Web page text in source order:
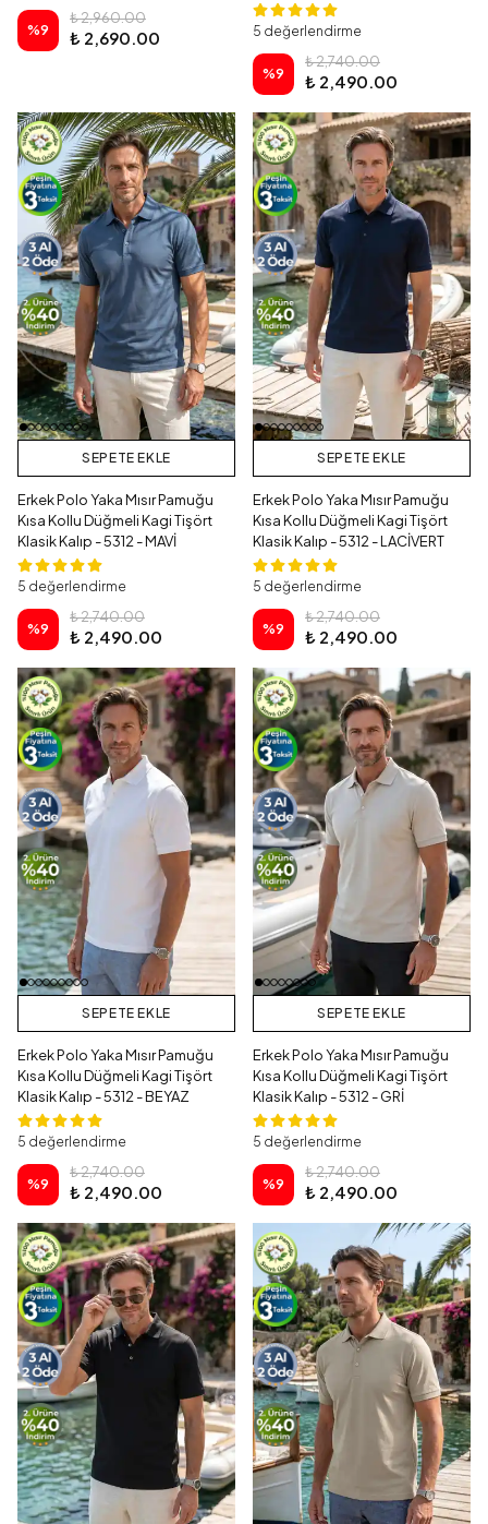
%9
₺ 2,960.00
₺ 2,690.00 5 değerlendirme
%9
₺ 2,740.00
₺ 2,490.00
SEPETE EKLE
Erkek Polo Yaka Mısır Pamuğu
Kısa Kollu Düğmeli Kagi Tişört
Klasik Kalıp - 5312 - MAVİ
5 değerlendirme
%9
₺ 2,740.00
₺ 2,490.00
SEPETE EKLE
Erkek Polo Yaka Mısır Pamuğu
Kısa Kollu Düğmeli Kagi Tişört
Klasik Kalıp - 5312 - LACİVERT
5 değerlendirme
%9
₺ 2,740.00
₺ 2,490.00
SEPETE EKLE
Erkek Polo Yaka Mısır Pamuğu
Kısa Kollu Düğmeli Kagi Tişört
Klasik Kalıp - 5312 - BEYAZ
5 değerlendirme
%9
₺ 2,740.00
₺ 2,490.00
SEPETE EKLE
Erkek Polo Yaka Mısır Pamuğu
Kısa Kollu Düğmeli Kagi Tişört
Klasik Kalıp - 5312 - GRİ
5 değerlendirme
%9
₺ 2,740.00
₺ 2,490.00